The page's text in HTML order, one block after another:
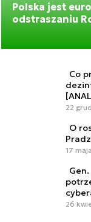
Polska jest
odstraszaniu
Co
22
O
17
26